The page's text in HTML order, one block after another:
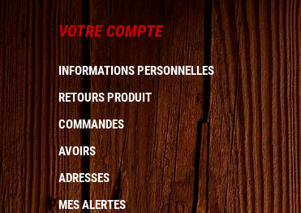
VOTRE COMPTE
INFORMATIONS PERSONNELLES
RETOURS PRODUIT
COMMANDES
AVOIRS
ADRESSES
MES ALERTES